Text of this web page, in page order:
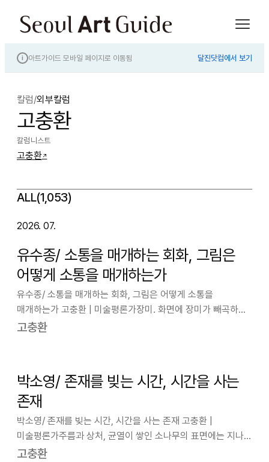
i 아트가이드 모바일 페이지로 이동됨 달진닷컴에서 보기
칼럼/외부칼럼
고충환
칼럼니스트
고충환↗
ALL(1,053)
2026. 07.
유수종/ 소통을 매개하는 회화, 그림은
어떻게 소통을 매개하는가
유수종/ 소통을 매개하는 회화, 그림은 어떻게 소통을
매개하는가 고충환 | 미술평론가장미. 화면에 장미가 빼곡하다.
빼곡하지만, 정작 장미를 쉽게 알아볼 수는 없다. 패턴화하고
고충환
박소영/ 존재를 빚는 시간, 시간을 사는
존재
박소영/ 존재를 빚는 시간, 시간을 사는 존재 고충환 |
미술평론가주름과 상처, 균열이 쌓인 소나무의 표면에는 지나온
시간의 깊이가 있고, 나는 그 모습을 통해 인간의 삶을
고충환